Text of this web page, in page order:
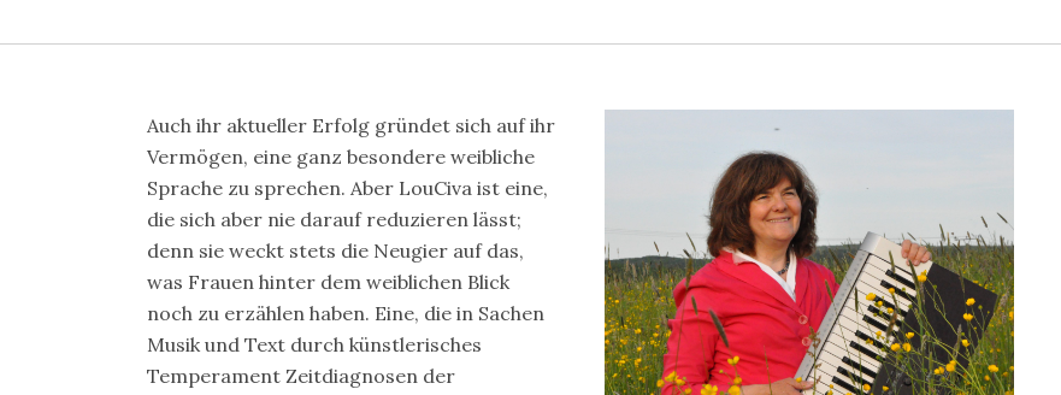
Auch ihr aktueller Erfolg gründet sich auf ihr
Vermögen, eine ganz besondere weibliche
Sprache zu sprechen. Aber LouCiva ist eine,
die sich aber nie darauf reduzieren lässt;
denn sie weckt stets die Neugier auf das,
was Frauen hinter dem weiblichen Blick
noch zu erzählen haben. Eine, die in Sachen
Musik und Text durch künstlerisches
Temperament Zeitdiagnosen der